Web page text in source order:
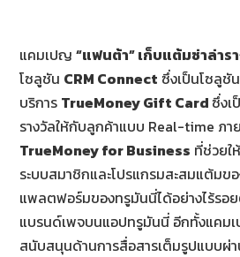
แคมเปญ“แฟนต้า” เก็บแต้มซ่าล่าร
โซลูชัน CRM Connect ซึ่งเป็นโซลูชั
บริการ TrueMoney Gift Card ซึ่งเ
รางวัลให้กับลูกค้าแบบ Real-time ภ
TrueMoney for Business ที่ช่วยใ
ระบบสมาชิกและโปรแกรมสะสมแต้มข
แพลตฟอร์มของทรูมันนี่ได้อย่างไร้รอ
แบรนด์เพจบนแอปทรูมันนี่ อีกทั้งแคม
สนับสนุนด้านการสื่อสารเต็มรูปแบบผ่